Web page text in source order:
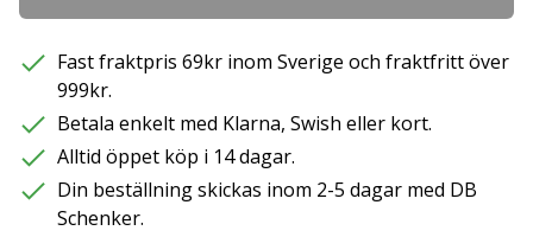
Fast fraktpris 69kr inom Sverige och fraktfritt över
999kr.
Betala enkelt med Klarna, Swish eller kort.
Alltid öppet köp i 14 dagar.
Din beställning skickas inom 2-5 dagar med DB
Schenker.